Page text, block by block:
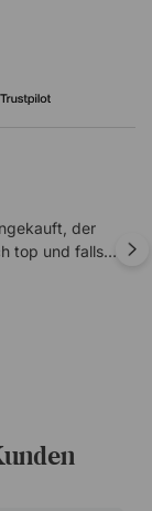
der
top und falls